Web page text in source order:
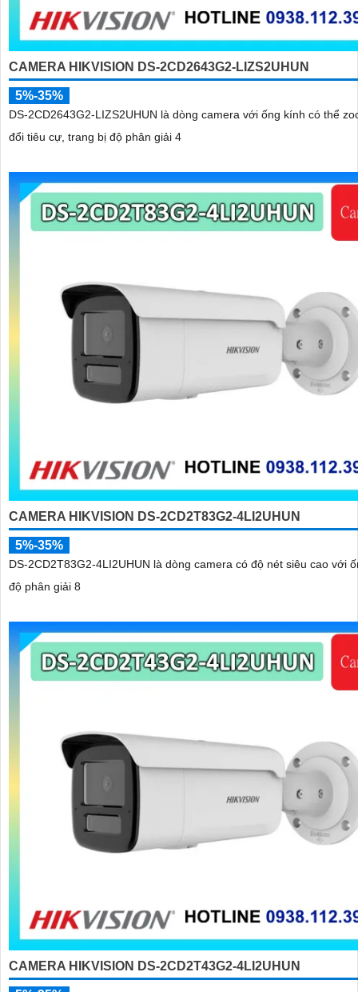
CAMERA HIKVISION DS-2CD2643G2-LIZS2UHUN
5%-35%
DS-2CD2643G2-LIZS2UHUN là dòng camera với ống kính có thể
đổi tiêu cự, trang bị độ phân giải 4
CAMERA HIKVISION DS-2CD2T83G2-4LI2UHUN
5%-35%
DS-2CD2T83G2-4LI2UHUN là dòng camera có độ nét siêu cao với
độ phân giải 8
CAMERA HIKVISION DS-2CD2T43G2-4LI2UHUN